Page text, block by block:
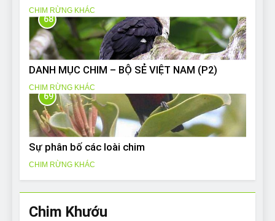
CHIM RỪNG KHÁC
68
DANH MỤC CHIM – BỘ SẺ VIỆT NAM (P2)
CHIM RỪNG KHÁC
69
Sự phân bố các loài chim
CHIM RỪNG KHÁC
Chim Khướu